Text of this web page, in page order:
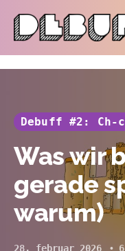
Debuff #2: Ch-
Was wir
gerade
warum)
28. februar 2026